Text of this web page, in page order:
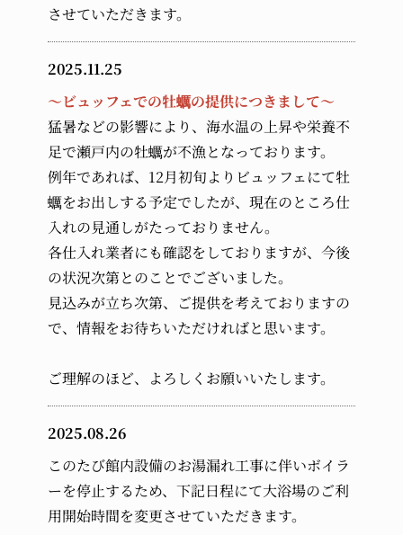
させていただきます。
2025.11.25
～ビュッフェでの牡蠣の提供につきまして～
猛暑などの影響により、海水温の上昇や栄養不
足で瀬戸内の牡蠣が不漁となっております。
例年であれば、12月初旬よりビュッフェにて牡
蠣をお出しする予定でしたが、現在のところ仕
入れの見通しがたっておりません。
各仕入れ業者にも確認をしておりますが、今後
の状況次第とのことでございました。
見込みが立ち次第、ご提供を考えておりますの
で、情報をお待ちいただければと思います。
ご理解のほど、よろしくお願いいたします。
2025.08.26
このたび館内設備のお湯漏れ工事に伴いボイラ
ーを停止するため、下記日程にて大浴場のご利
用開始時間を変更させていただきます。